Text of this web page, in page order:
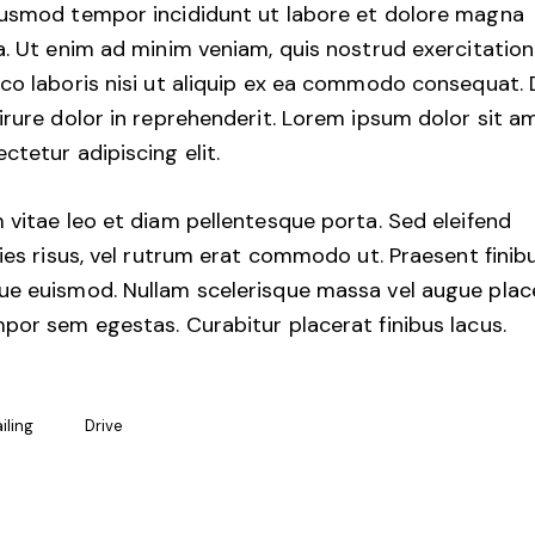
tempor incididunt ut labore et dolore magna
Ut enim ad minim veniam, quis nostrud exercitation
laboris nisi ut aliquip ex ea commodo consequat.
dolor in reprehenderit. Lorem ipsum dolor sit
adipiscing elit.
vitae leo et diam pellentesque porta. Sed eleifend
risus, vel rutrum erat commodo ut. Praesent
euismod. Nullam scelerisque massa vel augue
sem egestas. Curabitur placerat finibus lacus.
Drive